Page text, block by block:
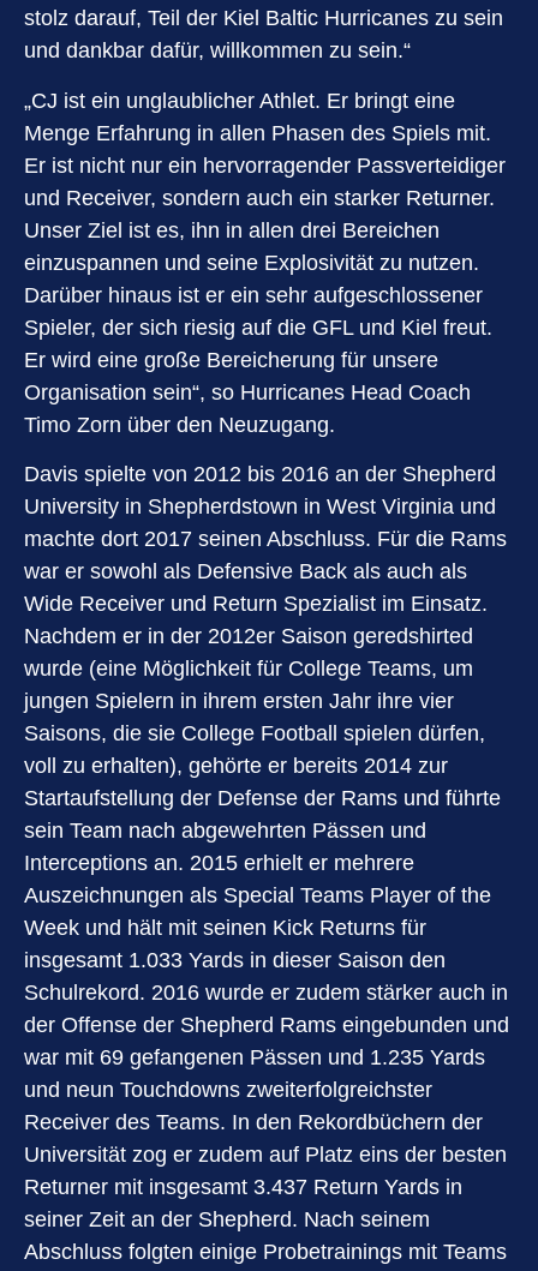
stolz darauf, Teil der Kiel Baltic Hurricanes zu sein
und dankbar dafür, willkommen zu sein.“
„CJ ist ein unglaublicher Athlet. Er bringt eine
Menge Erfahrung in allen Phasen des Spiels mit.
Er ist nicht nur ein hervorragender Passverteidiger
und Receiver, sondern auch ein starker Returner.
Unser Ziel ist es, ihn in allen drei Bereichen
einzuspannen und seine Explosivität zu nutzen.
Darüber hinaus ist er ein sehr aufgeschlossener
Spieler, der sich riesig auf die GFL und Kiel freut.
Er wird eine große Bereicherung für unsere
Organisation sein“, so Hurricanes Head Coach
Timo Zorn über den Neuzugang.
Davis spielte von 2012 bis 2016 an der Shepherd
University in Shepherdstown in West Virginia und
machte dort 2017 seinen Abschluss. Für die Rams
war er sowohl als Defensive Back als auch als
Wide Receiver und Return Spezialist im Einsatz.
Nachdem er in der 2012er Saison geredshirted
wurde (eine Möglichkeit für College Teams, um
jungen Spielern in ihrem ersten Jahr ihre vier
Saisons, die sie College Football spielen dürfen,
voll zu erhalten), gehörte er bereits 2014 zur
Startaufstellung der Defense der Rams und führte
sein Team nach abgewehrten Pässen und
Interceptions an. 2015 erhielt er mehrere
Auszeichnungen als Special Teams Player of the
Week und hält mit seinen Kick Returns für
insgesamt 1.033 Yards in dieser Saison den
Schulrekord. 2016 wurde er zudem stärker auch in
der Offense der Shepherd Rams eingebunden und
war mit 69 gefangenen Pässen und 1.235 Yards
und neun Touchdowns zweiterfolgreichster
Receiver des Teams. In den Rekordbüchern der
Universität zog er zudem auf Platz eins der besten
Returner mit insgesamt 3.437 Return Yards in
seiner Zeit an der Shepherd. Nach seinem
Abschluss folgten einige Probetrainings mit Teams